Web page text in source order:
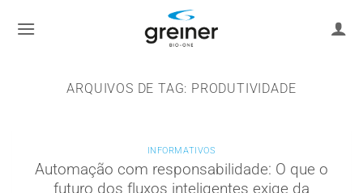
para
ARQUIVOS DE TAG: PRODUTIVIDADE
INFORMATIVOS
Automação com responsabilidade: O que o
futuro dos fluxos inteligentes exige da